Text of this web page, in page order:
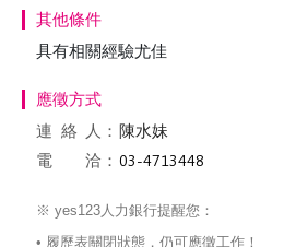
其他條件
具有相關經驗尤佳
應徵方式
連絡
人： 陳水妹
電 洽：
※ yes123人力銀行提醒您：
• 履歷表關閉狀態，仍可應徵工作！